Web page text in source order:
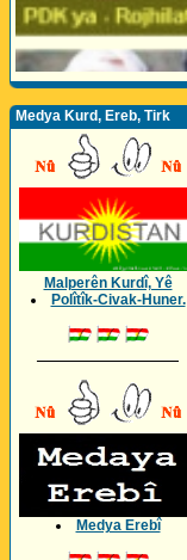
Medya Kurd, Ereb, Tirk
Malperên Kurdî, Yê
Polîtîk-Civak-Huner.
Medya Erebî